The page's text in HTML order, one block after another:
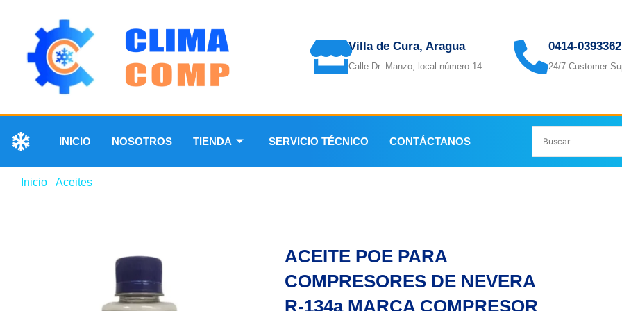
Villa de Cura, Aragua
Calle Dr. Manzo, local número 14
0414-0393362
24/7 Customer
INICIO NOSOTROS TIENDA SERVICIO TÉCNICO CONTÁCTANOS
Inicio Aceites
ACEITE POE PARA
COMPRESORES DE NEVERA
R-134a MARCA COMPRESOR